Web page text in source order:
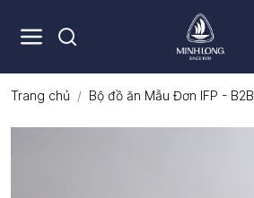
Trang chủ Bộ đồ ăn Mẫu Đơn IFP - B2B